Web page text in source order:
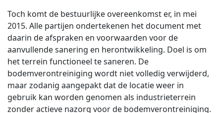
Toch komt de bestuurlijke overeenkomst er, in mei
2015. Alle partijen ondertekenen het document met
daarin de afspraken en voorwaarden voor de
aanvullende sanering en herontwikkeling. Doel is om
het terrein functioneel te saneren. De
bodemverontreiniging wordt niet volledig verwijderd,
maar zodanig aangepakt dat de locatie weer in
gebruik kan worden genomen als industrieterrein
zonder actieve nazorg voor de bodemverontreiniging.